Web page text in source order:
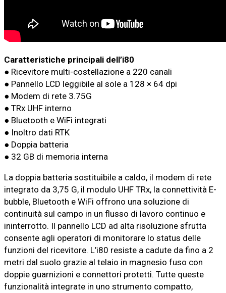
Caratteristiche principali dell’i80
● Ricevitore multi-costellazione a 220 canali
● Pannello LCD leggibile al sole a 128 × 64 dpi
● Modem di rete 3.75G
● TRx UHF interno
● Bluetooth e WiFi integrati
● Inoltro dati RTK
● Doppia batteria
● 32 GB di memoria interna
La doppia batteria sostituibile a caldo, il modem di rete
integrato da 3,75 G, il modulo UHF TRx, la connettività E-
bubble, Bluetooth e WiFi offrono una soluzione di
continuità sul campo in un flusso di lavoro continuo e
ininterrotto. Il pannello LCD ad alta risoluzione sfrutta
consente agli operatori di monitorare lo status delle
funzioni del ricevitore. L’i80 resiste a cadute da fino a 2
metri dal suolo grazie al telaio in magnesio fuso con
doppie guarnizioni e connettori protetti. Tutte queste
funzionalità integrate in uno strumento compatto,